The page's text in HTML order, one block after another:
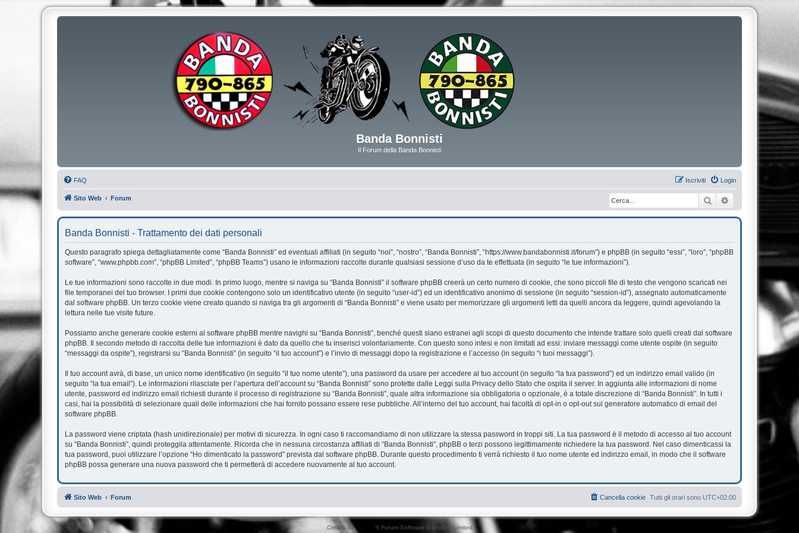
Banda Bonnisti
Il Forum della Banda Bonnisti
FAQ Login
Iscriviti
Sito Web Forum Cerca
Banda Bonnisti - Trattamento dei dati personali
Questo paragrafo spiega dettagliatamente come “Banda Bonnisti” ed eventuali affiliati (in seguito “noi”, “nostro”, “Banda Bonnisti”, “https://www.bandabonnisti.it/forum”) e phpBB (in seguito “essi”, “loro”, “phpBB
software”, “www.phpbb.com”, “phpBB Limited”, “phpBB Teams”) usano le informazioni raccolte durante qualsiasi sessione d’uso da te effettuata (in seguito “le tue informazioni”).
Le tue informazioni sono raccolte in due modi. In primo luogo, mentre si naviga su “Banda Bonnisti” il software phpBB creerà un certo numero di cookie, che sono piccoli file di testo che vengono scaricati nei
file temporanei del tuo browser. I primi due cookie contengono solo un identificativo utente (in seguito “user-id”) ed un identificativo anonimo di sessione (in seguito “session-id”), assegnato automaticamente
dal software phpBB. Un terzo cookie viene creato quando si naviga tra gli argomenti di “Banda Bonnisti” e viene usato per memorizzare gli argomenti letti da quelli ancora da leggere, quindi agevolando la
lettura nelle tue visite future.
Possiamo anche generare cookie esterni al software phpBB mentre navighi su “Banda Bonnisti”, benché questi siano estranei agli scopi di questo documento che intende trattare solo quelli creati dal software
phpBB. Il secondo metodo di raccolta delle tue informazioni è dato da quello che tu inserisci volontariamente. Con questo sono intesi e non limitati ad essi: inviare messaggi come utente ospite (in seguito
“messaggi da ospite”), registrarsi su “Banda Bonnisti” (in seguito “il tuo account”) e l’invio di messaggi dopo la registrazione e l’accesso (in seguito “i tuoi messaggi”).
Il tuo account avrà, di base, un unico nome identificativo (in seguito “il tuo nome utente”), una password da usare per accedere al tuo account (in seguito “la tua password”) ed un indirizzo email valido (in
seguito “la tua email”). Le informazioni rilasciate per l’apertura dell’account su “Banda Bonnisti” sono protette dalle Leggi sulla Privacy dello Stato che ospita il server. In aggiunta alle informazioni di nome
utente, password ed indirizzo email richiesti durante il processo di registrazione su “Banda Bonnisti”, quale altra informazione sia obbligatoria o opzionale, è a totale discrezione di “Banda Bonnisti”. In tutti i
casi, hai la possibilità di selezionare quali delle informazioni che hai fornito possano essere rese pubbliche. All’interno del tuo account, hai facoltà di opt-in o opt-out sul generatore automatico di email del
software phpBB.
La password viene criptata (hash unidirezionale) per motivi di sicurezza. In ogni caso ti raccomandiamo di non utilizzare la stessa password in troppi siti. La tua password è il metodo di accesso al tuo account
su “Banda Bonnisti”, quindi proteggila attentamente. Ricorda che in nessuna circostanza affiliati di “Banda Bonnisti”, phpBB o terzi possono legittimamente richiedere la tua password. Nel caso dimenticassi la
tua password, puoi utilizzare l’opzione “Ho dimenticato la password” prevista dal software phpBB. Durante questo procedimento ti verrà richiesto il tuo nome utente ed indirizzo email, in modo che il software
phpBB possa generare una nuova password che ti permetterà di accedere nuovamente al tuo account.
Sito Web Forum Tutti gli orari sono UTC+02:00
Cancella cookie
Creato daphpBB ® Forum Software © phpBB Limited